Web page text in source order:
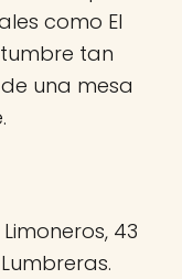
como El
tan
una mesa
43